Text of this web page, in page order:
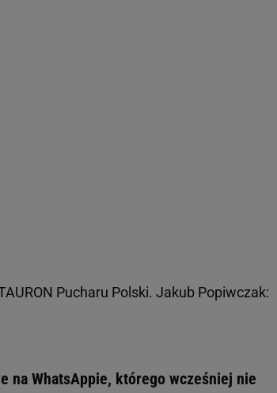
Pucharu Polski. Jakub Popiwczak:
na WhatsAppie, którego wcześniej nie